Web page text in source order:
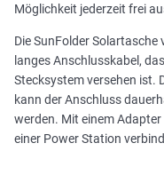
Möglichkeit jederzeit frei
Die SunFolder Solartasche
langes Anschlusskabel,
Stecksystem versehen ist.
kann der Anschluss
werden. Mit einem
einer Power Station